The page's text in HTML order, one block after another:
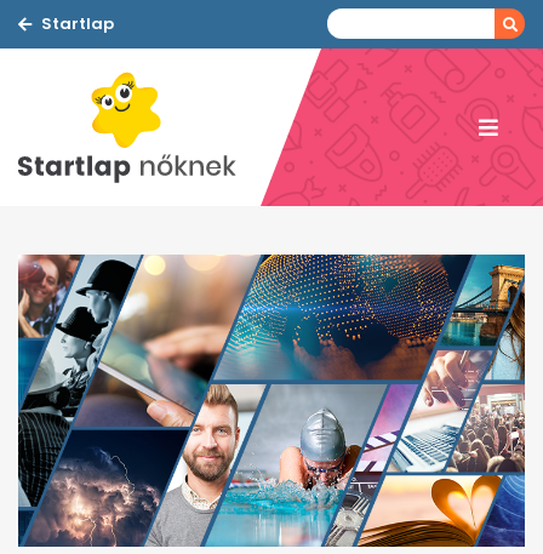
Startlap